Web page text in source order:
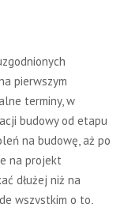
pierwszym
terminy, w
budowy od etapu
na budowę, aż po
na projekt
dłużej niż na
wszystkim o to,